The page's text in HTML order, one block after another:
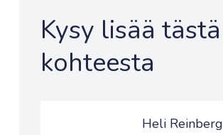
Kysy lisää tästä
kohteesta
Heli Reinberg